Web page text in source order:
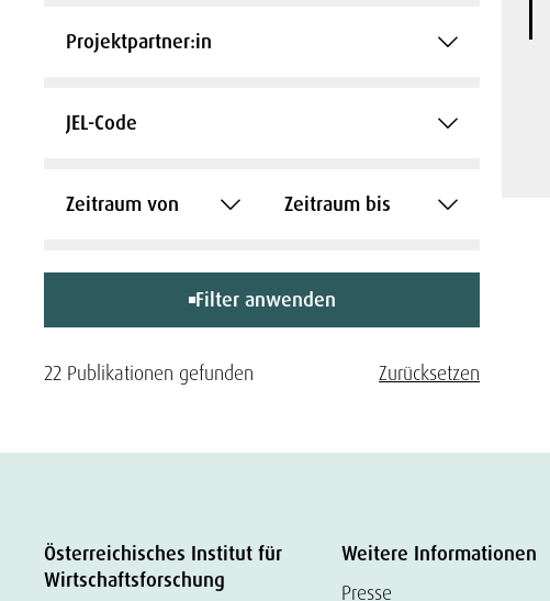
Projektpartner:in
JEL-Code
Zeitraum von Zeitraum bis
Filter anwenden
22 Publikationen gefunden Zurücksetzen
Österreichisches Institut für
Wirtschaftsforschung
Weitere Informationen
Presse